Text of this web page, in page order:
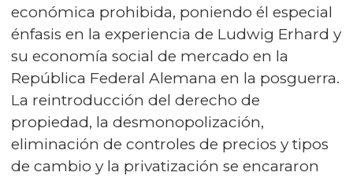
económica prohibida, poniendo él especial
énfasis en la experiencia de Ludwig Erhard y
su economía social de mercado en la
República Federal Alemana en la posguerra.
La reintroducción del derecho de
propiedad, la desmonopolización,
eliminación de controles de precios y tipos
de cambio y la privatización se encararon